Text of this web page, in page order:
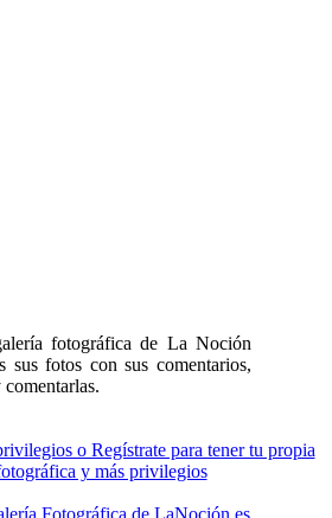
fotográfica de La Noción
sus fotos con sus comentarios,
o Regístrate para tener tu propia
y más privilegios